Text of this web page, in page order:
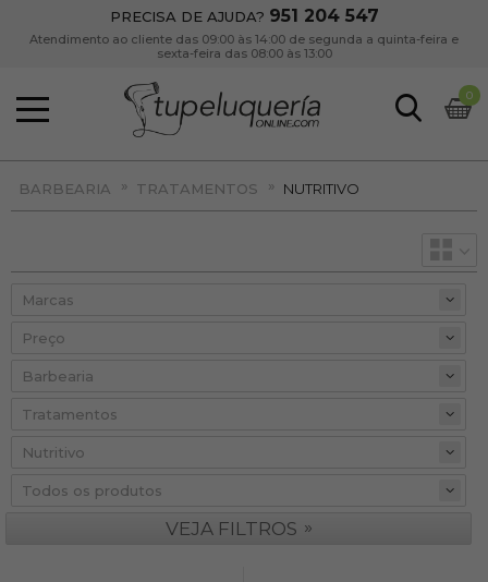
PRECISA DE AJUDA? 951 204 547
Atendimento ao cliente das 09:00 às 14:00 de segunda a quinta-feira e
sexta-feira das 08:00 às 13:00
0
BARBEARIA » TRATAMENTOS » NUTRITIVO
Preço
VEJA FILTROS »